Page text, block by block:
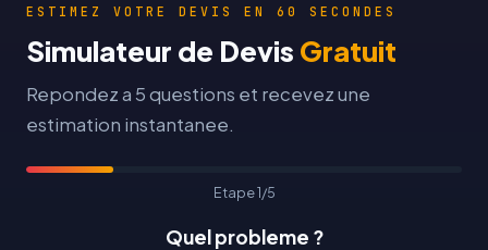
ESTIMEZ VOTRE DEVIS EN 60 SECONDES
Simulateur de Devis Gratuit
Repondez a 5 questions et recevez une
estimation instantanee.
Etape 1/5
Quel probleme ?